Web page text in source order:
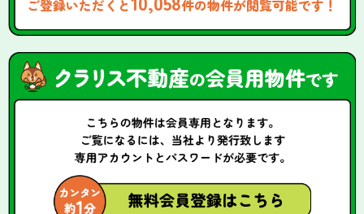
ご登録いただくと 件の物件が閲覧可能です！